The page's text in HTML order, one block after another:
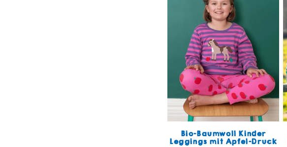
Bio-Baumwoll Kinder
Leggings mit Apfel-Druck